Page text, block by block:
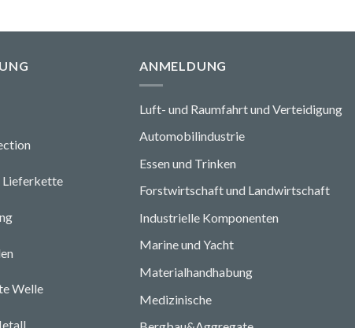
on
Lieferkette
Welle
ANMELDUNG
Luft- und Raumfahrt und Verteidigung
Automobilindustrie
Essen und Trinken
Forstwirtschaft und Landwirtschaft
Industrielle Komponenten
Marine und Yacht
Materialhandhabung
Medizinische